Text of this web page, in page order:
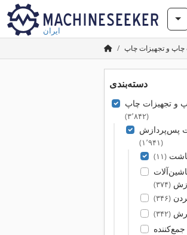
ایران
چاپ و تجهیزات چاپ
دسته‌بندی
و تجهیزات چاپ
(۳٬۸۴۲)
پس‌پردازش
(۱٬۹۴۱)
(۱۱)
(۳۷۴)
(۳۴۶)
(۳۴۲)